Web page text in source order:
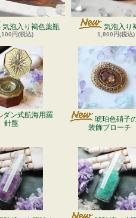
気泡入り褐色薬瓶
円(税込)
気泡入り
1,800円(税込)
ダン式航海用羅
針盤
琥珀色硝子
装飾ブローチ